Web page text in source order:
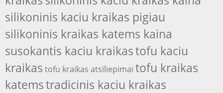
silikoninis kaciu kraikas pigiau
silikoninis kraikas katems kaina
susokantis kaciu kraikastofu kaciu
kraikas tofu kraikas atsiliepimai tofu kraikas
katemstradicinis kaciu kraikas